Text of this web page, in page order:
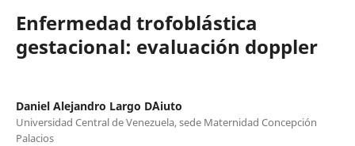
Enfermedad trofoblástica
gestacional: evaluación doppler
Daniel Alejandro Largo D´Aiuto
Universidad Central de Venezuela, sede Maternidad Concepción
Palacios